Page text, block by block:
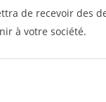
de recevoir des
à votre société.